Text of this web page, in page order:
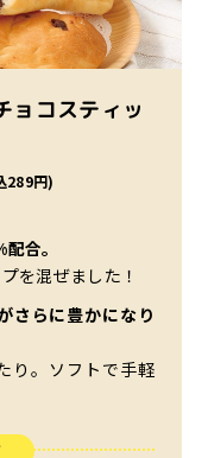
ョコスティッ
289円)
合。
を混ぜました！
さらに豊かになり
り。ソフトで手軽